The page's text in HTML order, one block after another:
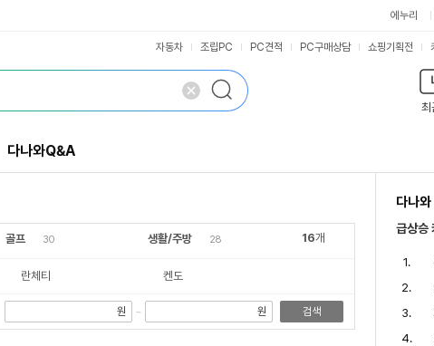
에누리
최
자동차 조립PC PC견적 PC구매상담 쇼핑기획전
다나와Q&A
골프 30 생활/주방 28 16개
란체티 켄도
원 ~ 원 검색
다나
급상승